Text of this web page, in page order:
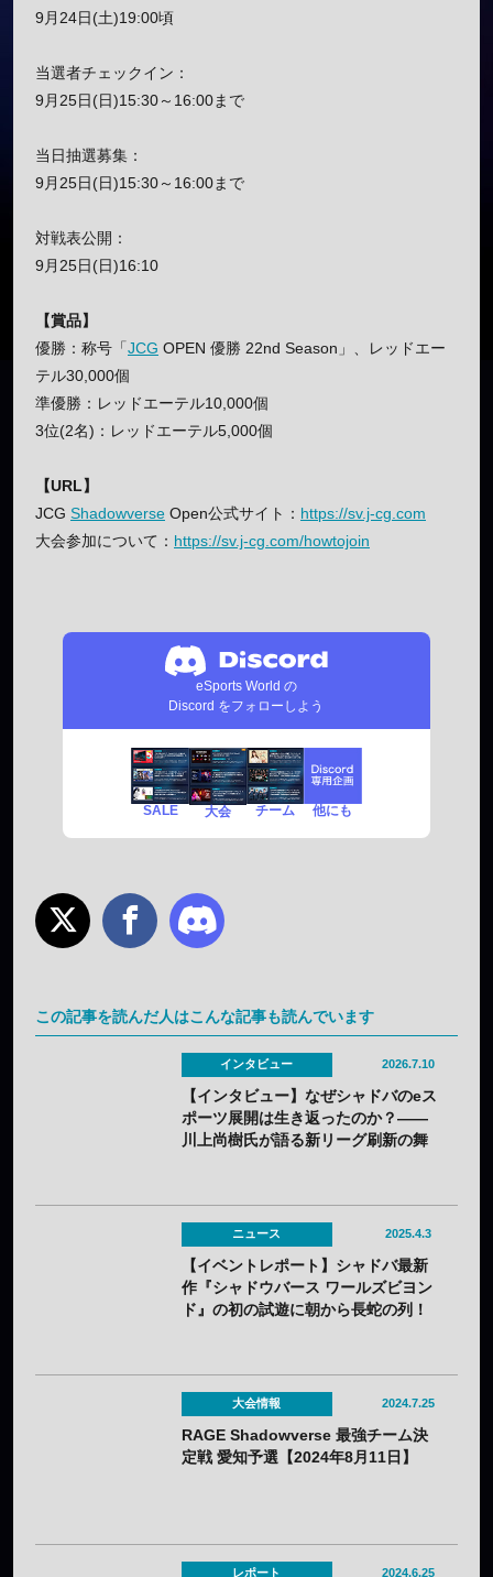
9月24日(土)19:00頃
当選者チェックイン：
9月25日(日)15:30～16:00まで
当日抽選募集：
9月25日(日)15:30～16:00まで
対戦表公開：
9月25日(日)16:10
【賞品】
優勝：称号「JCG OPEN 優勝 22nd Season」、レッドエー
テル30,000個
準優勝：レッドエーテル10,000個
3位(2名)：レッドエーテル5,000個
【URL】
JCG Shadowverse Open公式サイト： https://sv.j-cg.com
大会参加について： https://sv.j-cg.com/howtojoin
eSports World の
Discord をフォローしよう
SALE 大会 チーム 他にも
この記事を読んだ人はこんな記事も読んでいます
インタビュー 2026.7.10
【インタビュー】なぜシャドバのeス
ポーツ展開は生き返ったのか？——
川上尚樹氏が語る新リーグ刷新の舞
ニュース 2025.4.3
【イベントレポート】シャドバ最新
作『シャドウバース ワールズビヨン
ド』の初の試遊に朝から長蛇の列！
大会情報 2024.7.25
RAGE Shadowverse 最強チーム決
定戦 愛知予選【2024年8月11日】
レポート 2024.6.25